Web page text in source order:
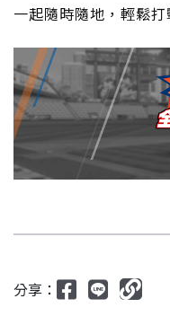
一起隨時隨地，輕鬆打
分享：